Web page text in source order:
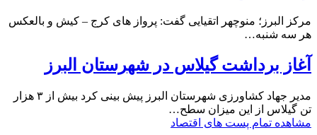
مرکز البرز؛ منوچهر اتقیایی گفت: پرواز های کرج – کیش و بالعکس
هر سه شنبه…
آغاز برداشت گیلاس در شهرستان البرز
مدیر جهاد کشاورزی شهرستان البرز پیش بینی کرد بیش از ۳ هزار
تن گیلاس از این میزان سطح…
مشاهده تمام پست های اقتصاد